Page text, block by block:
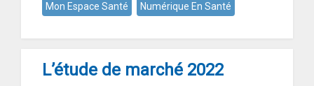
Mon Espace Santé Numérique En Santé
L’étude de marché 2022